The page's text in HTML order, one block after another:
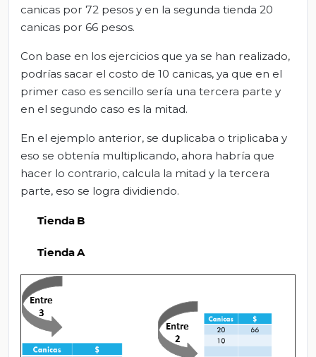
canicas por 72 pesos y en la segunda tienda 20
canicas por 66 pesos.
Con base en los ejercicios que ya se han realizado,
podrías sacar el costo de 10 canicas, ya que en el
primer caso es sencillo sería una tercera parte y
en el segundo caso es la mitad.
En el ejemplo anterior, se duplicaba o triplicaba y
eso se obtenía multiplicando, ahora habría que
hacer lo contrario, calcula la mitad y la tercera
parte, eso se logra dividiendo.